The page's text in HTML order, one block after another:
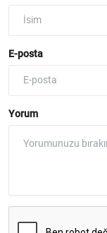
E-posta
Yorum